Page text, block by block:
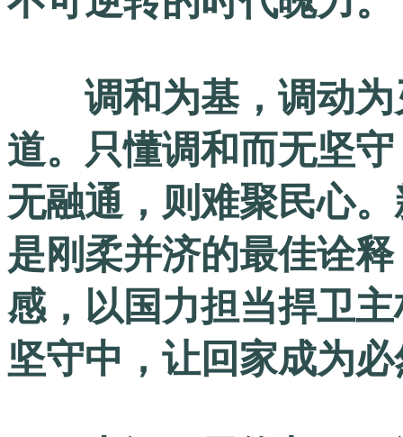
调和为基，调动为
道。只懂调和而无坚
无融通，则难聚民心
是刚柔并济的最佳诠
感，以国力担当捍卫
坚守中，让回家成为